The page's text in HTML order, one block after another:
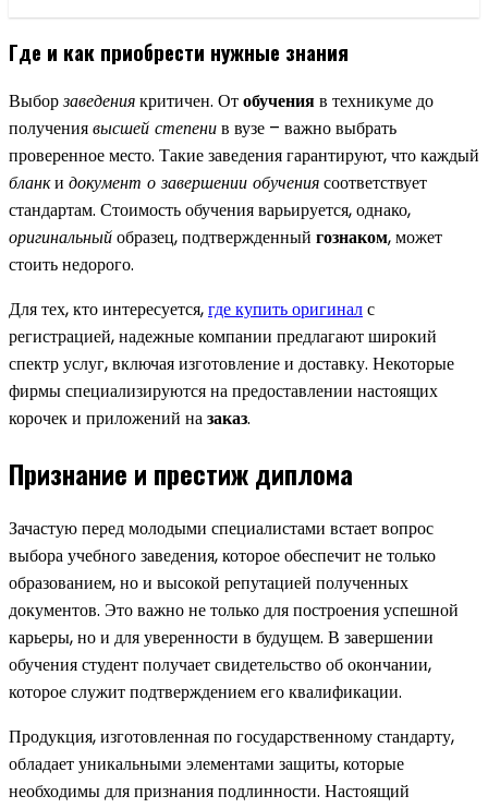
Где и как приобрести нужные знания
Выборзаведениякритичен. Отобученияв техникуме до
получениявысшей степенив вузе – важно выбрать
проверенное место. Такие заведения гарантируют, что каждый
бланки документ о завершении обучениясоответствует
стандартам. Стоимость обучения варьируется, однако,
оригинальныйобразец, подтвержденный гознаком, может
стоить недорого.
Для тех, кто интересуется,где купить оригиналс
регистрацией, надежные компании предлагают широкий
спектр услуг, включая изготовление и доставку. Некоторые
фирмы специализируются на предоставлении настоящих
корочек и приложений назаказ.
Признание и престиж диплома
Зачастую перед молодыми специалистами встает вопрос
выбора учебного заведения, которое обеспечит не только
образованием, но и высокой репутацией полученных
документов. Это важно не только для построения успешной
карьеры, но и для уверенности в будущем. В завершении
обучения студент получает свидетельство об окончании,
которое служит подтверждением его квалификации.
Продукция, изготовленная по государственному стандарту,
обладает уникальными элементами защиты, которые
необходимы для признания подлинности. Настоящий